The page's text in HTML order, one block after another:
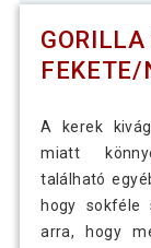
GORILLA
FEKETE/
A kerek
miatt
található
hogy sokféle
arra, hogy